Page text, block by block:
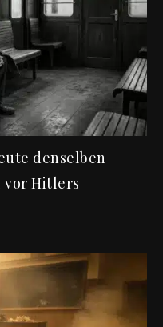
denselben
vor Hitlers